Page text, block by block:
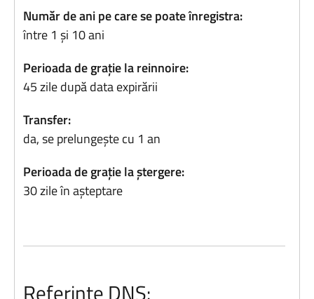
Număr de ani pe care se poate înregistra:
între 1 și 10 ani
Perioada de grație la reinnoire:
45 zile după data expirării
Transfer:
da, se prelungește cu 1 an
Perioada de grație la ștergere:
30 zile în așteptare
Referințe DNS: